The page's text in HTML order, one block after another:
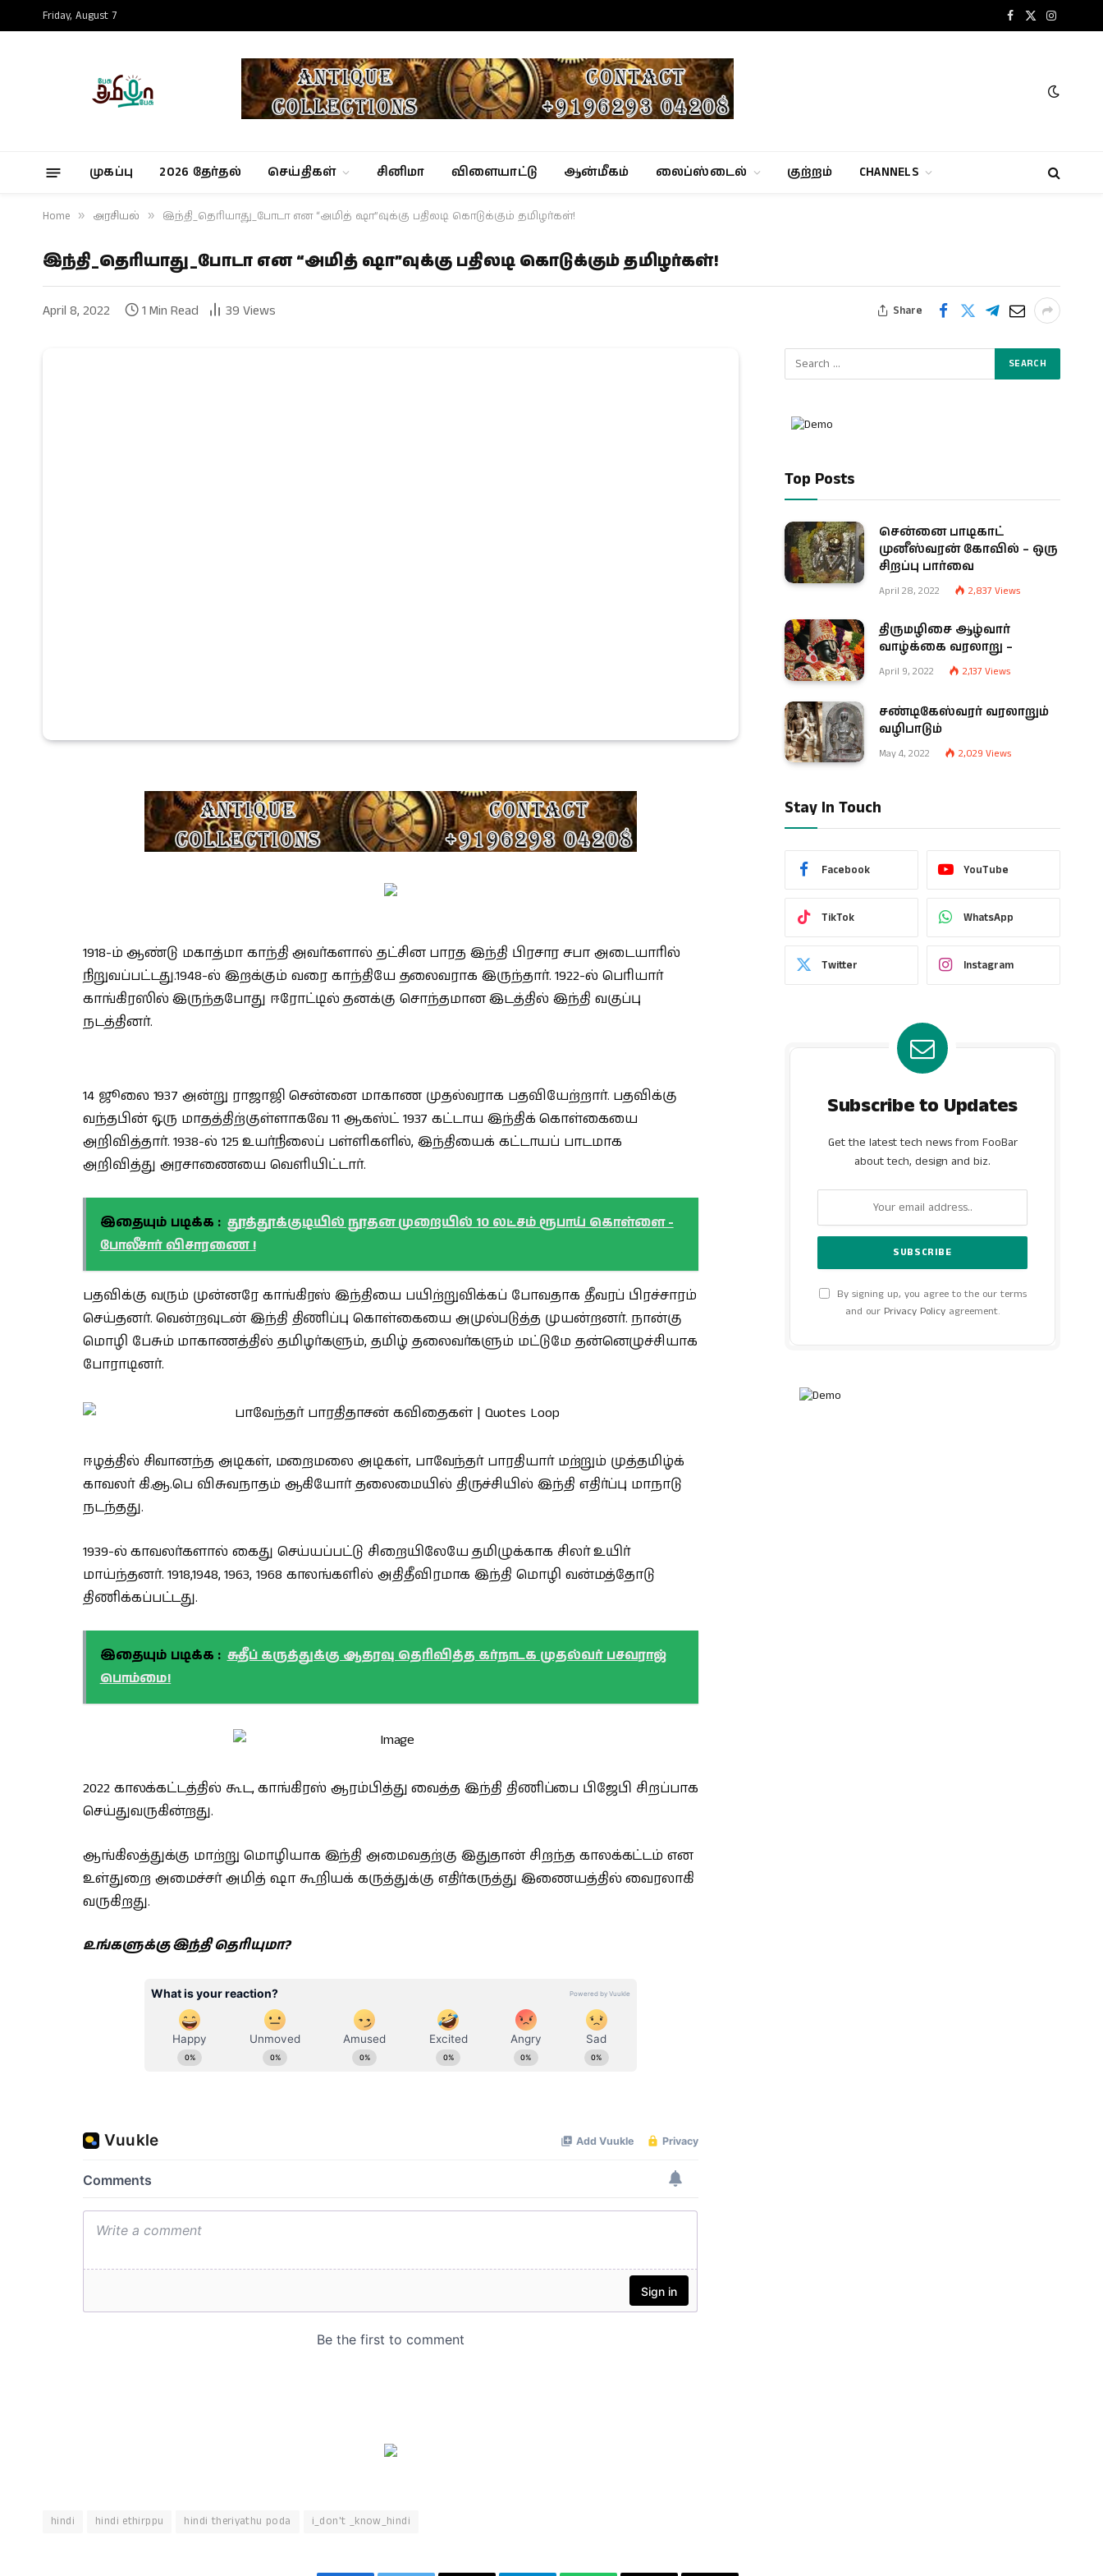
Friday, August 7 Facebook
X
Instagram
முகப்பு 2026 தேர்தல் செய்திகள் சினிமா விளையாட்டு ஆன்மீகம் லைப்ஸ்டைல் குற்றம் CHANNELS
Home » அரசியல் » இந்தி_தெரியாது_போடா என “அமித் ஷா”வுக்கு பதிலடி கொடுக்கும் தமிழர்கள்!
இந்தி_தெரியாது_போடா என “அமித் ஷா”வுக்கு பதிலடி கொடுக்கும் தமிழர்கள்!
April 8, 2022 1 Min Read 39 Views Share
1918-ம் ஆண்டு மகாத்மா காந்தி அவர்களால் தட்சின பாரத இந்தி பிரசார சபா அடையாரில்
நிறுவப்பட்டது.1948-ல் இறக்கும் வரை காந்தியே தலைவராக இருந்தார். 1922-ல் பெரியார்
காங்கிரஸில் இருந்தபோது ஈரோட்டில் தனக்கு சொந்தமான இடத்தில் இந்தி வகுப்பு
நடத்தினர்.
14 ஜூலை 1937 அன்று ராஜாஜி சென்னை மாகாண முதல்வராக பதவியேற்றார். பதவிக்கு
வந்தபின் ஒரு மாதத்திற்குள்ளாகவே 11 ஆகஸ்ட் 1937 கட்டாய இந்திக் கொள்கையை
அறிவித்தார். 1938-ல் 125 உயர்நிலைப் பள்ளிகளில், இந்தியைக் கட்டாயப் பாடமாக
அறிவித்து அரசாணையை வெளியிட்டார்.
இதையும் படிக்க : தூத்தூக்குடியில் நூதன முறையில் 10 லட்சம் ரூபாய் கொள்ளை -
போலீசார் விசாரணை !
பதவிக்கு வரும் முன்னரே காங்கிரஸ் இந்தியை பயிற்றுவிக்கப் போவதாக தீவரப் பிரச்சாரம்
செய்தனர். வென்றவுடன் இந்தி திணிப்பு கொள்கையை அமுல்படுத்த முயன்றனர். நான்கு
மொழி பேசும் மாகாணத்தில் தமிழர்களும், தமிழ் தலைவர்களும் மட்டுமே தன்னெழுச்சியாக
போராடினர்.
ஈழத்தில் சிவானந்த அடிகள், மறைமலை அடிகள், பாவேந்தர் பாரதியார் மற்றும் முத்தமிழ்க்
காவலர் கி.ஆ.பெ விசுவநாதம் ஆகியோர் தலைமையில் திருச்சியில் இந்தி எதிர்ப்பு மாநாடு
நடந்தது.
1939-ல் காவலர்களால் கைது செய்யப்பட்டு சிறையிலேயே தமிழுக்காக சிலர் உயிர்
மாய்ந்தனர். 1918,1948, 1963, 1968 காலங்களில் அதிதீவிரமாக இந்தி மொழி வன்மத்தோடு
திணிக்கப்பட்டது.
இதையும் படிக்க : சுதீப் கருத்துக்கு ஆதரவு தெரிவித்த கர்நாடக முதல்வர் பசவராஜ்
பொம்மை!
2022 காலக்கட்டத்தில் கூட, காங்கிரஸ் ஆரம்பித்து வைத்த இந்தி திணிப்பை பிஜேபி சிறப்பாக
செய்துவருகின்றது.
ஆங்கிலத்துக்கு மாற்று மொழியாக இந்தி அமைவதற்கு இதுதான் சிறந்த காலக்கட்டம் என
உள்துறை அமைச்சர் அமித் ஷா கூறியக் கருத்துக்கு எதிர்கருத்து இணையத்தில் வைரலாகி
வருகிறது.
உங்களுக்கு இந்தி தெரியுமா?
hindi hindi ethirppu hindi theriyathu poda i_don't _know_hindi
Top Posts
சென்னை பாடிகாட்
முனீஸ்வரன் கோவில் – ஒரு
சிறப்பு பார்வை
April 28, 2022 2,837 Views
திருமழிசை ஆழ்வார்
வாழ்க்கை வரலாறு –
April 9, 2022 2,137 Views
சண்டிகேஸ்வரர் வரலாறும்
வழிபாடும்
May 4, 2022 2,029 Views
Stay In Touch
Facebook YouTube
TikTok WhatsApp
Twitter Instagram
Subscribe to Updates
Get the latest tech news from FooBar
about tech, design and biz.
By signing up, you agree to the our terms
and our Privacy Policy agreement.